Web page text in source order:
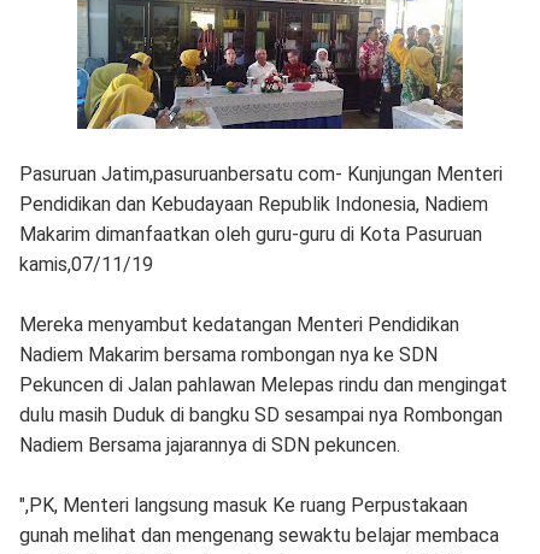
Pasuruan Jatim,pasuruanbersatu com- Kunjungan Menteri
Pendidikan dan Kebudayaan Republik Indonesia, Nadiem
Makarim dimanfaatkan oleh guru-guru di Kota Pasuruan
kamis,07/11/19
Mereka menyambut kedatangan Menteri Pendidikan
Nadiem Makarim bersama rombongan nya ke SDN
Pekuncen di Jalan pahlawan Melepas rindu dan mengingat
dulu masih Duduk di bangku SD sesampai nya Rombongan
Nadiem Bersama jajarannya di SDN pekuncen.
",PK, Menteri langsung masuk Ke ruang Perpustakaan
gunah melihat dan mengenang sewaktu belajar membaca